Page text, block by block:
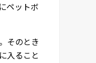
ペットボ
そのとき
入ること